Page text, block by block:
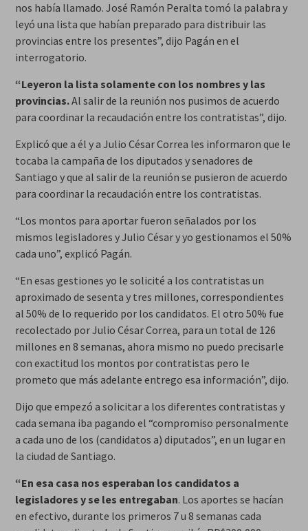
nos había llamado. José Ramón Peralta tomó la palabra y
leyó una lista que habían preparado para distribuir las
provincias entre los presentes”, dijo Pagán en el
interrogatorio.
“Leyeron la lista solamente con los nombres y las
provincias.Al salir de la reunión nos pusimos de acuerdo
para coordinar la recaudación entre los contratistas”, dijo.
Explicó que a él y a Julio César Correa les informaron que le
tocaba la campaña de los diputados y senadores de
Santiago y que al salir de la reunión se pusieron de acuerdo
para coordinar la recaudación entre los contratistas.
“Los montos para aportar fueron señalados por los
mismos legisladores y Julio César y yo gestionamos el 50%
cada uno”, explicó Pagán.
“En esas gestiones yo le solicité a los contratistas un
aproximado de sesenta y tres millones, correspondientes
al 50% de lo requerido por los candidatos. El otro 50% fue
recolectado por Julio César Correa, para un total de 126
millones en 8 semanas, ahora mismo no puedo precisarle
con exactitud los montos por contratistas pero le
prometo que más adelante entrego esa información”, dijo.
Dijo que empezó a solicitar a los diferentes contratistas y
cada semana iba pagando el “compromiso personalmente
a cada uno de los (candidatos a) diputados”, en un lugar en
la ciudad de Santiago.
“En esa casa nos esperaban los candidatos a
legisladores y se les entregaban. Los aportes se hacían
en efectivo, durante los primeros 7 u 8 semanas cada